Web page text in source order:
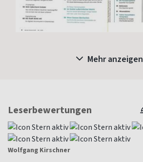
Mehr anzeigen
Leserbewertungen
Wolfgang Kirschner